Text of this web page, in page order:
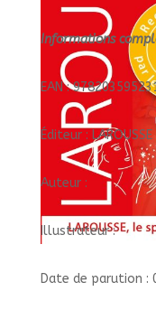
Informations
EAN :
Éditeur : LAROUSSE
Auteur :
Illustrateur :
Date de parution :